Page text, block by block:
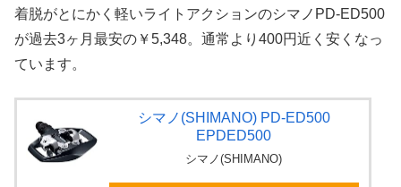
着脱がとにかく軽いライトアクションのシマノPD-ED500
が過去3ヶ月最安の￥5,348。通常より400円近く安くなっ
ています。
シマノ(SHIMANO) PD-ED500
EPDED500
シマノ(SHIMANO)